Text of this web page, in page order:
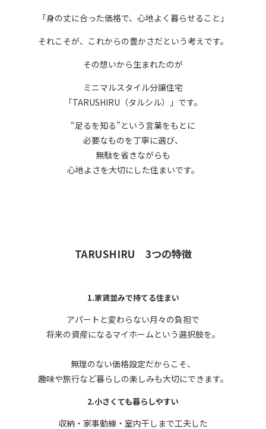
「身の丈に合った価格で、心地よく暮らせること」
それこそが、これからの豊かさだという考えです。
その想いから生まれたのが
ミニマルスタイル分譲住宅
「TARUSHIRU（タルシル）」です。
“足るを知る”という言葉をもとに
必要なものを丁寧に選び、
無駄を省きながらも
心地よさを大切にした住まいです。
TARUSHIRU 3つの特徴
1.家賃並みで持てる住まい
アパートと変わらない月々の負担で
将来の資産になるマイホームという選択肢を。
無理のない価格設定だからこそ、
趣味や旅行など暮らしの楽しみも大切にできます。
2.小さくても暮らしやすい
収納・家事動線・室内干しまで工夫した